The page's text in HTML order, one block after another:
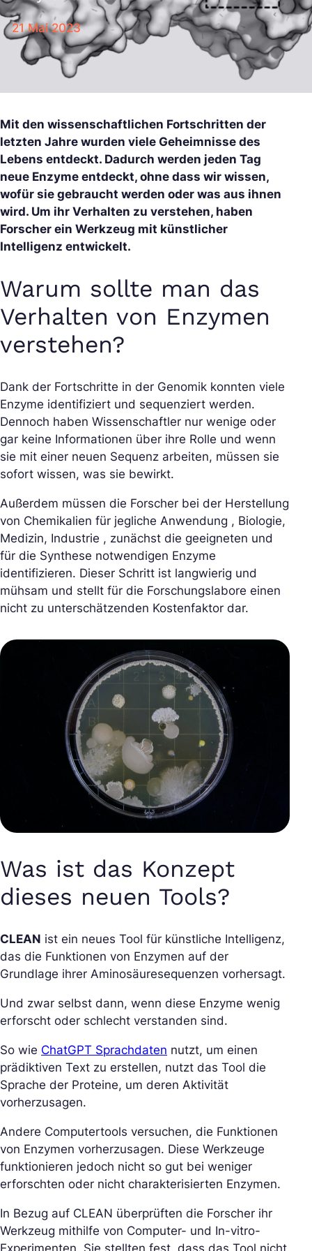
21 Mai 2023
Mit den wissenschaftlichen Fortschritten der
letzten Jahre wurden viele Geheimnisse des
Lebens entdeckt. Dadurch werden jeden Tag
neue Enzyme entdeckt, ohne dass wir wissen,
wofür sie gebraucht werden oder was aus ihnen
wird. Um ihr Verhalten zu verstehen, haben
Forscher ein Werkzeug mit künstlicher
Intelligenz entwickelt.
Warum sollte man das
Verhalten von Enzymen
verstehen?
Dank der Fortschritte in der Genomik konnten viele
Enzyme identifiziert und sequenziert werden.
Dennoch haben Wissenschaftler nur wenige oder
gar keine Informationen über ihre Rolle und wenn
sie mit einer neuen Sequenz arbeiten, müssen sie
sofort wissen, was sie bewirkt.
Außerdem müssen die Forscher bei der Herstellung
von Chemikalien für jegliche Anwendung , Biologie,
Medizin, Industrie , zunächst die geeigneten und
für die Synthese notwendigen Enzyme
identifizieren. Dieser Schritt ist langwierig und
mühsam und stellt für die Forschungslabore einen
nicht zu unterschätzenden Kostenfaktor dar.
Was ist das Konzept
dieses neuen Tools?
CLEAN ist ein neues Tool für künstliche Intelligenz,
das die Funktionen von Enzymen auf der
Grundlage ihrer Aminosäuresequenzen vorhersagt.
Und zwar selbst dann, wenn diese Enzyme wenig
erforscht oder schlecht verstanden sind.
So wie ChatGPT Sprachdaten nutzt, um einen
prädiktiven Text zu erstellen, nutzt das Tool die
Sprache der Proteine, um deren Aktivität
vorherzusagen.
Andere Computertools versuchen, die Funktionen
von Enzymen vorherzusagen. Diese Werkzeuge
funktionieren jedoch nicht so gut bei weniger
erforschten oder nicht charakterisierten Enzymen.
In Bezug auf CLEAN überprüften die Forscher ihr
Werkzeug mithilfe von Computer- und In-vitro-